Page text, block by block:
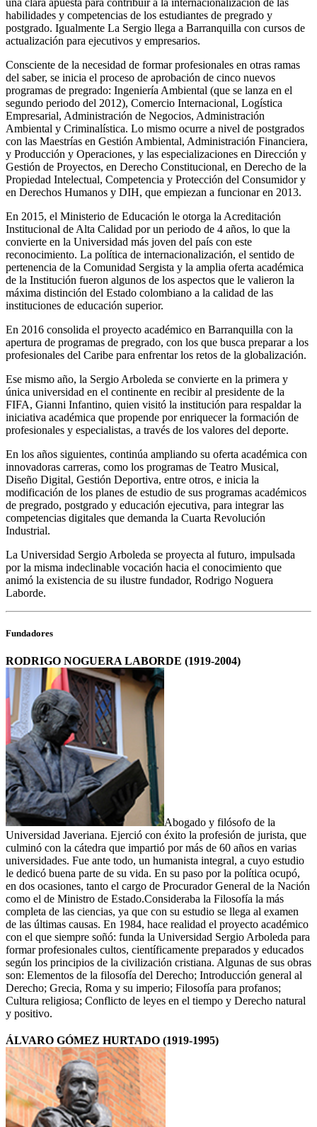
habilidades y competencias de los estudiantes de pregrado y
postgrado. Igualmente La Sergio llega a Barranquilla con cursos de
actualización para ejecutivos y empresarios.
Consciente de la necesidad de formar profesionales en otras ramas
del saber, se inicia el proceso de aprobación de cinco nuevos
programas de pregrado: Ingeniería Ambiental (que se lanza en el
segundo periodo del 2012), Comercio Internacional, Logística
Empresarial, Administración de Negocios, Administración
Ambiental y Criminalística. Lo mismo ocurre a nivel de postgrados
con las Maestrías en Gestión Ambiental, Administración Financiera,
y Producción y Operaciones, y las especializaciones en Dirección y
Gestión de Proyectos, en Derecho Constitucional, en Derecho de la
Propiedad Intelectual, Competencia y Protección del Consumidor y
en Derechos Humanos y DIH, que empiezan a funcionar en 2013.
En 2015, el Ministerio de Educación le otorga la Acreditación
Institucional de Alta Calidad por un periodo de 4 años, lo que la
convierte en la Universidad más joven del país con este
reconocimiento. La política de internacionalización, el sentido de
pertenencia de la Comunidad Sergista y la amplia oferta académica
de la Institución fueron algunos de los aspectos que le valieron la
máxima distinción del Estado colombiano a la calidad de las
instituciones de educación superior.
En 2016 consolida el proyecto académico en Barranquilla con la
apertura de programas de pregrado, con los que busca preparar a los
profesionales del Caribe para enfrentar los retos de la globalización.
Ese mismo año, la Sergio Arboleda se convierte en la primera y
única universidad en el continente en recibir al presidente de la
FIFA, Gianni Infantino, quien visitó la institución para respaldar la
iniciativa académica que propende por enriquecer la formación de
profesionales y especialistas, a través de los valores del deporte.
En los años siguientes, continúa ampliando su oferta académica con
innovadoras carreras, como los programas de Teatro Musical,
Diseño Digital, Gestión Deportiva, entre otros, e inicia la
modificación de los planes de estudio de sus programas académicos
de pregrado, postgrado y educación ejecutiva, para integrar las
competencias digitales que demanda la Cuarta Revolución
Industrial.
La Universidad Sergio Arboleda se proyecta al futuro, impulsada
por la misma indeclinable vocación hacia el conocimiento que
animó la existencia de su ilustre fundador, Rodrigo Noguera
Laborde.
Fundadores
RODRIGO NOGUERA LABORDE (1919-2004)
Abogado y filósofo de la
Universidad Javeriana. Ejerció con éxito la profesión de jurista, que
culminó con la cátedra que impartió por más de 60 años en varias
universidades. Fue ante todo, un humanista integral, a cuyo estudio
le dedicó buena parte de su vida. En su paso por la política ocupó,
en dos ocasiones, tanto el cargo de Procurador General de la Nación
como el de Ministro de Estado.Consideraba la Filosofía la más
completa de las ciencias, ya que con su estudio se llega al examen
de las últimas causas. En 1984, hace realidad el proyecto académico
con el que siempre soñó: funda la Universidad Sergio Arboleda para
formar profesionales cultos, científicamente preparados y educados
según los principios de la civilización cristiana. Algunas de sus obras
son: Elementos de la filosofía del Derecho; Introducción general al
Derecho; Grecia, Roma y su imperio; Filosofía para profanos;
Cultura religiosa; Conflicto de leyes en el tiempo y Derecho natural
y positivo.
ÁLVARO GÓMEZ HURTADO (1919-1995)